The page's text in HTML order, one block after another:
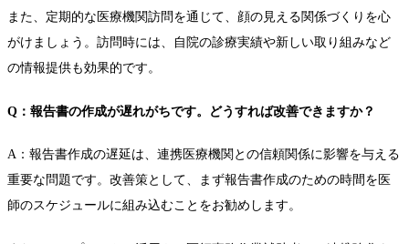
また、定期的な医療機関訪問を通じて、顔の見える関係づくりを心
がけましょう。訪問時には、自院の診療実績や新しい取り組みなど
の情報提供も効果的です。
Q：報告書の作成が遅れがちです。どうすれば改善できますか？
A：報告書作成の遅延は、連携医療機関との信頼関係に影響を与える
重要な問題です。改善策として、まず報告書作成のための時間を医
師のスケジュールに組み込むことをお勧めします。